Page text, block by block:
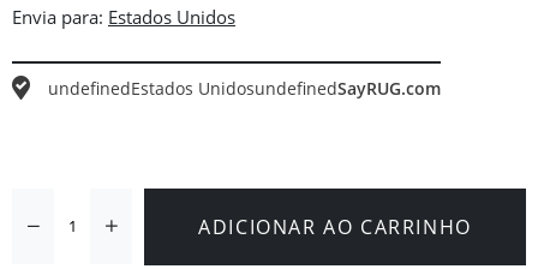
Envia para:
undefinedEstados UnidosundefinedSayRUG.com
ADICIONAR AO CARRINHO